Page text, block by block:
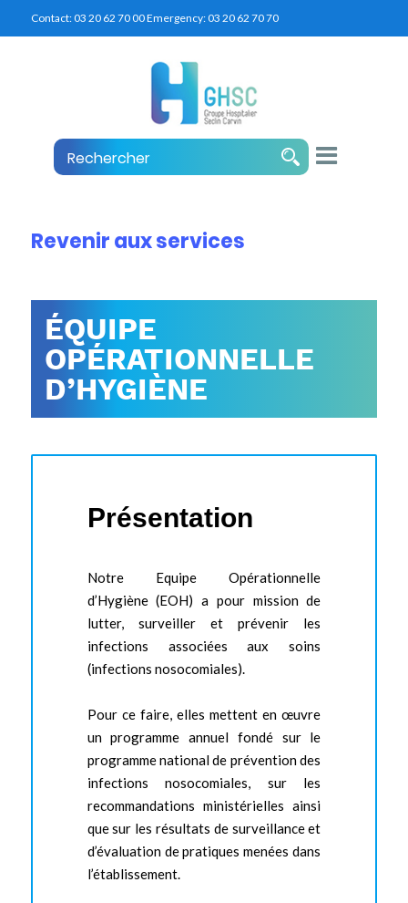
Contact:03 20 62 70 00Emergency:03 20 62 70 70
Revenir aux services
ÉQUIPE
OPÉRATIONNELLE
D’HYGIÈNE
Présentation
Notre Equipe Opérationnelle
d’Hygiène (EOH) a pour mission de
lutter, surveiller et prévenir les
infections associées aux soins
(infections nosocomiales).
Pour ce faire, elles mettent en œuvre
un programme annuel fondé sur le
programme national de prévention des
infections nosocomiales, sur les
recommandations ministérielles ainsi
que sur les résultats de surveillance et
d’évaluation de pratiques menées dans
l’établissement.